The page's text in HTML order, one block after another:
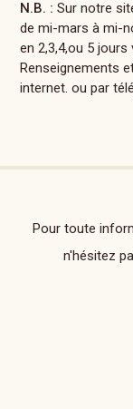
N.B. : Sur notre
de mi-mars à mi-
en 2,3,4,ou 5
Renseignements
internet. ou par
Pour toute
n'hésitez